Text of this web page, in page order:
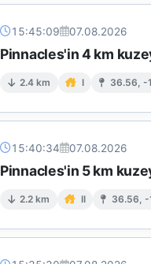
15:45:09 07.08.2026
Pinnacles'in 4 km
2.4 km I 36.56, -
15:40:34 07.08.2026
Pinnacles'in 5 km
2.2 km II 36.56, -